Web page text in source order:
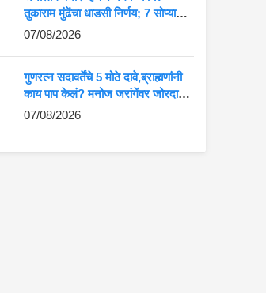
तुकाराम मुंढेंचा धाडसी निर्णय; 7 सोप्या
मार्गांनी ओळखा अस्सल की बनावट पनीर
07/08/2026
गुणरत्न सदावर्तेंचे 5 मोठे दावे,ब्राह्मणांनी
काय पाप केलं? मनोज जरांगेंवर जोरदार
टीका
07/08/2026